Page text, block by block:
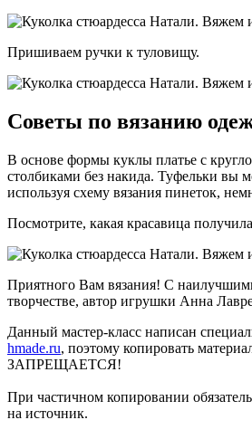
Пришиваем ручки к туловищу.
Советы по вязанию
В основе формы куклы платье с
столбиками без накида. Туфельки вы
используя схему вязания пинеток,
Посмотрите, какая красавица
Приятного Вам вязания! С
творчестве, автор игрушки Анна
Данный мастер-класс написан
hmade.ru, поэтому копировать
ЗАПРЕЩАЕТСЯ!
При частичном копировании
на источник.